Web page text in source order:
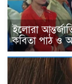
ইলোরা
কবিতা পাঠ ও